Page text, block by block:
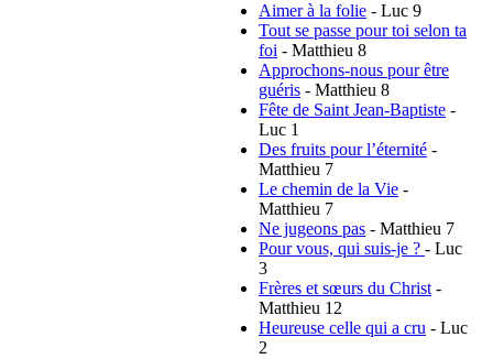
Aimer à la folie - Luc 9
Tout se passe pour toi selon ta
foi - Matthieu 8
Approchons-nous pour être
guéris - Matthieu 8
Fête de Saint Jean-Baptiste -
Luc 1
Des fruits pour l’éternité -
Matthieu 7
Le chemin de la Vie -
Matthieu 7
Ne jugeons pas - Matthieu 7
Pour vous, qui suis-je ? - Luc
3
Frères et sœurs du Christ -
Matthieu 12
Heureuse celle qui a cru - Luc
2